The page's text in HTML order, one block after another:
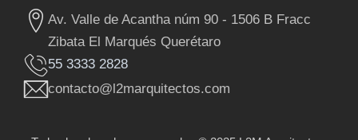
Av. Valle de Acantha núm 90 - 1506 B Fracc
Zibata El Marqués Querétaro
55 3333 2828
contacto@l2marquitectos.com